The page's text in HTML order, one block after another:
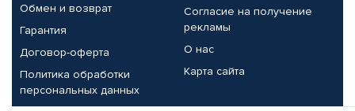
Обмен и возврат
Гарантия
Договор-оферта
Политика обработки
персональных данных
Согласие на получение
рекламы
О нас
Карта сайта